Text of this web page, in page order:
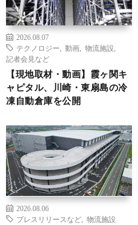
2026.08.07
テクノロジー
動画 物流施設
記者会見など
【現地取材・動画】霞ヶ関キ
ャピタル、川崎・東扇島の冷
凍自動倉庫を公開
2026.08.06
プレスリリースなど
物流施設